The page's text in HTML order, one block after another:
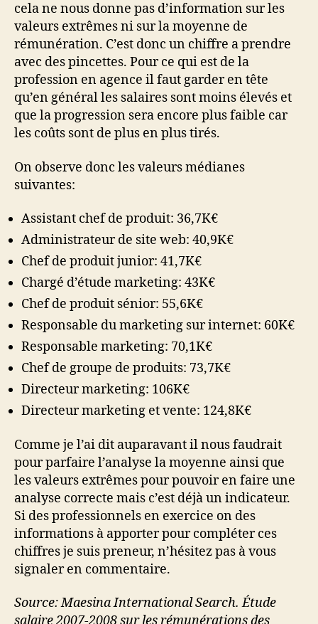
cela ne nous donne pas d’information sur les
valeurs extrêmes ni sur la moyenne de
rémunération. C’est donc un chiffre a prendre
avec des pincettes. Pour ce qui est de la
profession en agence il faut garder en tête
qu’en général les salaires sont moins élevés et
que la progression sera encore plus faible car
les coûts sont de plus en plus tirés.
On observe donc les valeurs médianes
suivantes:
Assistant chef de produit: 36,7K€
Administrateur de site web: 40,9K€
Chef de produit junior: 41,7K€
Chargé d’étude marketing: 43K€
Chef de produit sénior: 55,6K€
Responsable du marketing sur internet: 60K€
Responsable marketing: 70,1K€
Chef de groupe de produits: 73,7K€
Directeur marketing: 106K€
Directeur marketing et vente: 124,8K€
Comme je l’ai dit auparavant il nous faudrait
pour parfaire l’analyse la moyenne ainsi que
les valeurs extrêmes pour pouvoir en faire une
analyse correcte mais c’est déjà un indicateur.
Si des professionnels en exercice on des
informations à apporter pour compléter ces
chiffres je suis preneur, n’hésitez pas à vous
signaler en commentaire.
Source: Maesina International Search. Étude